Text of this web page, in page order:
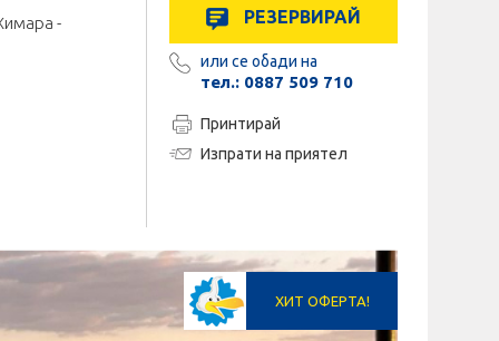
-
РЕЗЕРВИРАЙ
или се обади на
тел.: 0887 509 710
Принтирай
Изпрати на приятел
ХИТ ОФЕРТА!